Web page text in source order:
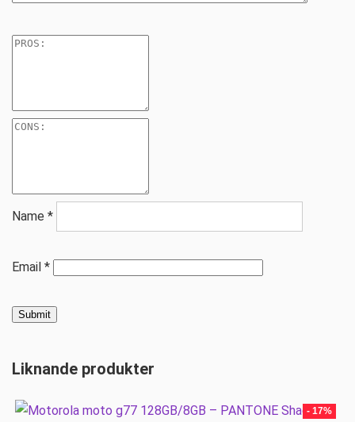
Name *
Email *
Liknande produkter
- 17%